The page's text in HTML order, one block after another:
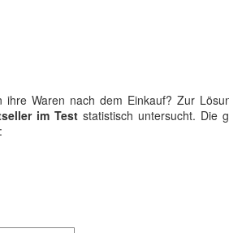
Waren nach dem Einkauf? Zur
im Teststatistisch untersucht. Die